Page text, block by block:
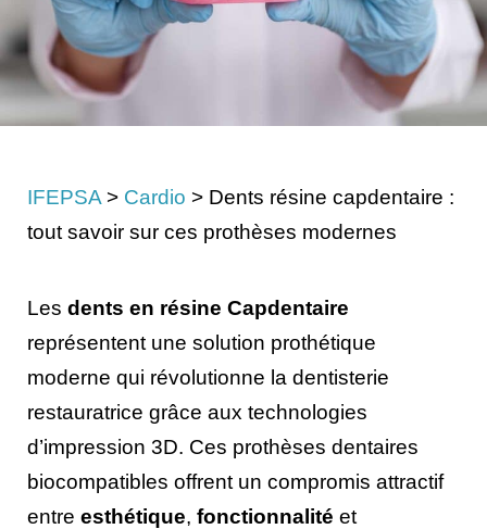
IFEPSA > Cardio > Dents résine capdentaire :
tout savoir sur ces prothèses modernes
Les dents en résine Capdentaire
représentent une solution prothétique
moderne qui révolutionne la dentisterie
restauratrice grâce aux technologies
d’impression 3D. Ces prothèses dentaires
biocompatibles offrent un compromis attractif
entre esthétique, fonctionnalité et